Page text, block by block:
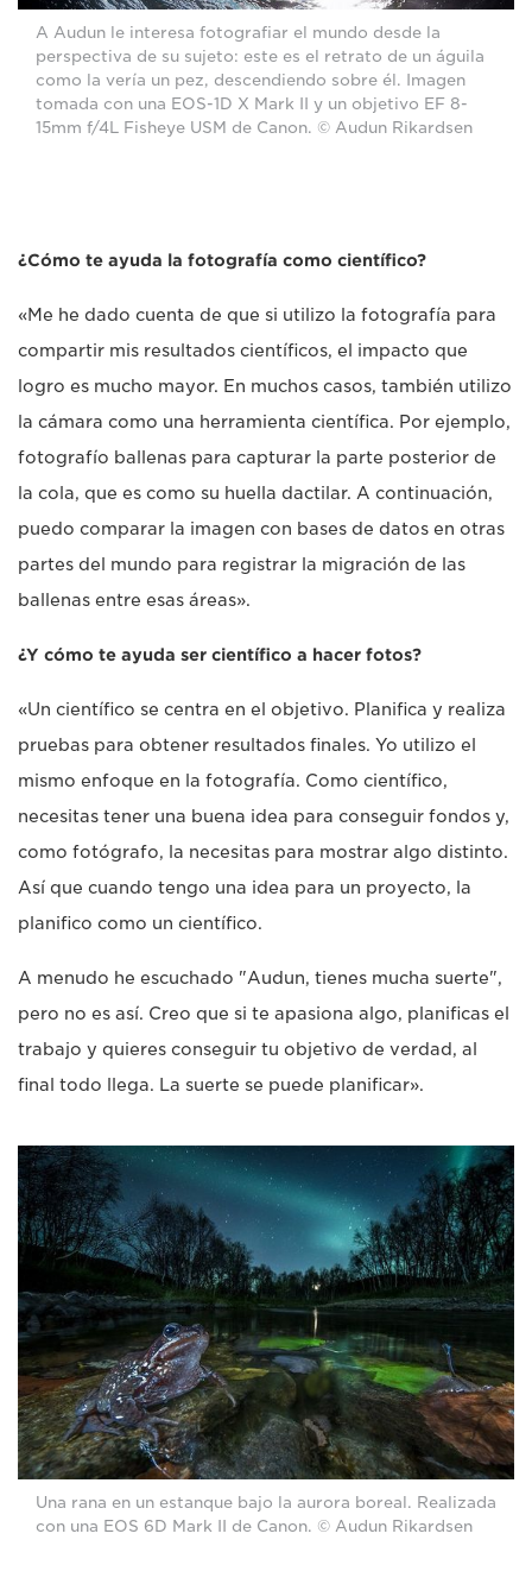
A Audun le interesa fotografiar el mundo desde la
perspectiva de su sujeto: este es el retrato de un águila
como la vería un pez, descendiendo sobre él. Imagen
tomada con una EOS-1D X Mark II y un objetivo EF 8-
15mm f/4L Fisheye USM de Canon. © Audun Rikardsen
¿Cómo te ayuda la fotografía como científico?
«Me he dado cuenta de que si utilizo la fotografía para
compartir mis resultados científicos, el impacto que
logro es mucho mayor. En muchos casos, también utilizo
la cámara como una herramienta científica. Por ejemplo,
fotografío ballenas para capturar la parte posterior de
la cola, que es como su huella dactilar. A continuación,
puedo comparar la imagen con bases de datos en otras
partes del mundo para registrar la migración de las
ballenas entre esas áreas».
¿Y cómo te ayuda ser científico a hacer fotos?
«Un científico se centra en el objetivo. Planifica y realiza
pruebas para obtener resultados finales. Yo utilizo el
mismo enfoque en la fotografía. Como científico,
necesitas tener una buena idea para conseguir fondos y,
como fotógrafo, la necesitas para mostrar algo distinto.
Así que cuando tengo una idea para un proyecto, la
planifico como un científico.
A menudo he escuchado "Audun, tienes mucha suerte",
pero no es así. Creo que si te apasiona algo, planificas el
trabajo y quieres conseguir tu objetivo de verdad, al
final todo llega. La suerte se puede planificar».
Una rana en un estanque bajo la aurora boreal. Realizada
con una EOS 6D Mark II de Canon. © Audun Rikardsen